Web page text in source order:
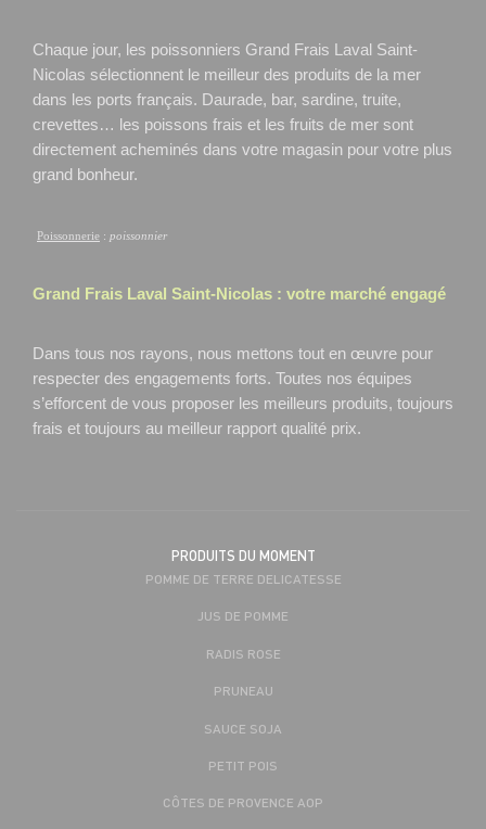
Chaque jour, les poissonniers Grand Frais Laval Saint-
Nicolas sélectionnent le meilleur des produits de la mer
dans les ports français. Daurade, bar, sardine, truite,
crevettes… les poissons frais et les fruits de mer sont
directement acheminés dans votre magasin pour votre plus
grand bonheur.
Poissonnerie : poissonnier
Grand Frais Laval Saint-Nicolas : votre marché engagé
Dans tous nos rayons, nous mettons tout en œuvre pour
respecter des engagements forts. Toutes nos équipes
s’efforcent de vous proposer les meilleurs produits, toujours
frais et toujours au meilleur rapport qualité prix.
PRODUITS DU MOMENT
POMME DE TERRE DELICATESSE
JUS DE POMME
RADIS ROSE
PRUNEAU
SAUCE SOJA
PETIT POIS
CÔTES DE PROVENCE AOP